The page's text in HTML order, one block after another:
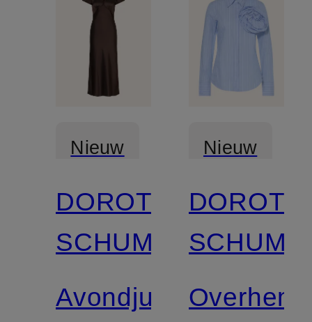
Nieuw
DOROTHEE
SCHUMACHER
Avondjurk
Nieuw